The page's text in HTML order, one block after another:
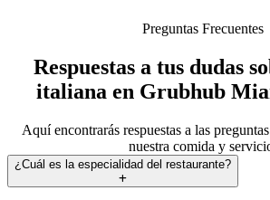
Preguntas Frecuentes
Respuestas a tus dudas
italiana en Grubhub
Aquí encontrarás respuestas a las
nuestra comida y
¿Cuál es la especialidad del restaurante?